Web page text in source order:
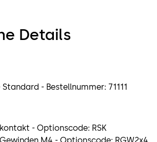
Details
- Bestellnummer: 71111
- Optionscode: RSK